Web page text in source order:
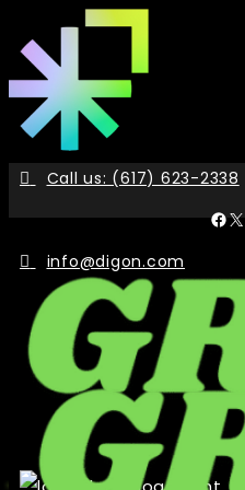
to
content
Call us: (617) 623-2338
X
info@digon.com